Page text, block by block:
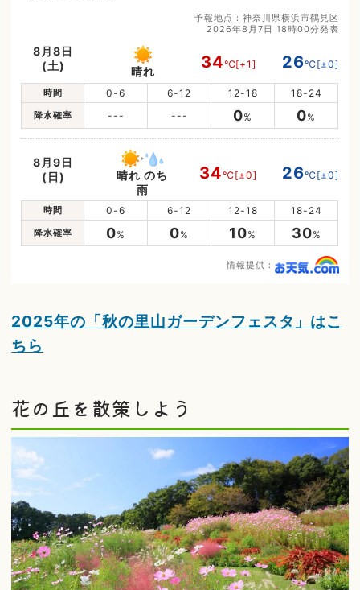
予報地点：神奈川県横浜市鶴見区
2026年8月7日 18時00分発表
8月8日
(土)
晴れ 34℃[+1] 26℃[±0]
時間 0-6 6-12 12-18 18-24
降水確率 --- --- 0% 0%
8月9日
(日)
晴れ のち
雨
34℃[±0] 26℃[±0]
時間 0-6 6-12 12-18 18-24
降水確率 0% 0% 10% 30%
情報提供：
2025年の「秋の里山ガーデンフェスタ」はこ
ちら
花の丘を散策しよう